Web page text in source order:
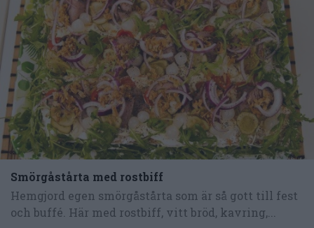
Smörgåstårta med rostbiff
Hemgjord egen smörgåstårta som är så gott till fest
och buffé. Här med rostbiff, vitt bröd, kavring,...